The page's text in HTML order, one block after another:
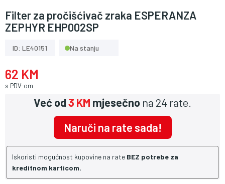
Filter za pročišćivač zraka ESPERANZA
ZEPHYR EHP002SP
ID: LE40151 Na stanju
62 KM
s PDV-om
Već od3 KM mjesečno na 24 rate.
Naruči na rate sada!
Iskoristi mogućnost kupovine na rate BEZ potrebe za
kreditnom karticom.